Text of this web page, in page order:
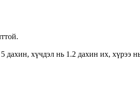
хүчдэл нь 1.2 дахин их, хүрээ